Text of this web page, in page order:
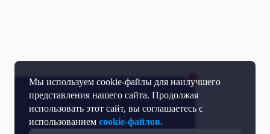
Мы используем cookie-файлы для наилучшего
представления нашего сайта. Продолжая
использовать этот сайт, вы соглашаетесь с
использованием cookie-файлов.